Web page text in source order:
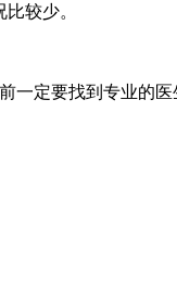
较少。
一定要找到专业的